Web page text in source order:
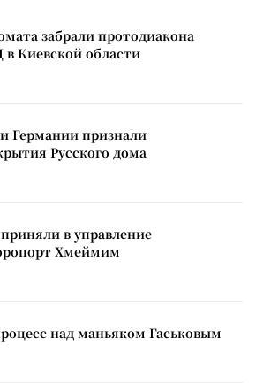
забрали протодиакона
Киевской области
Германии признали
Русского дома
в управление
Хмеймим
над маньяком Гаськовым